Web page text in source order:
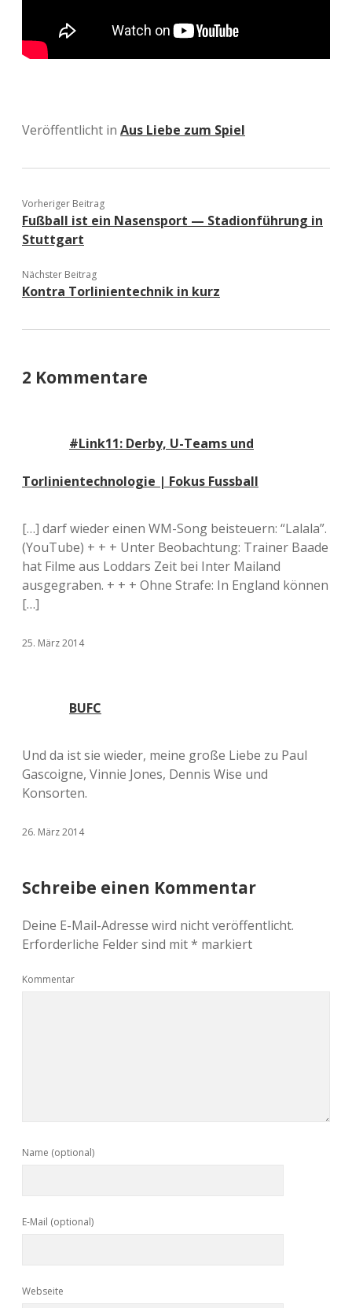
Veröffentlicht in Aus Liebe zum Spiel
Vorheriger Beitrag
Fußball ist ein Nasensport — Stadionführung in
Stuttgart
Nächster Beitrag
Kontra Torlinientechnik in kurz
2 Kommentare
#Link11: Derby, U-Teams und
Torlinientechnologie | Fokus Fussball
[…] darf wieder einen WM-Song beisteuern: “Lalala”.
(YouTube) + + + Unter Beobachtung: Trainer Baade
hat Filme aus Loddars Zeit bei Inter Mailand
ausgegraben. + + + Ohne Strafe: In England können
[…]
25. März 2014
BUFC
Und da ist sie wieder, meine große Liebe zu Paul
Gascoigne, Vinnie Jones, Dennis Wise und
Konsorten.
26. März 2014
Schreibe einen Kommentar
Deine E-Mail-Adresse wird nicht veröffentlicht.
Erforderliche Felder sind mit* markiert
Kommentar
Name (optional)
E-Mail (optional)
Webseite